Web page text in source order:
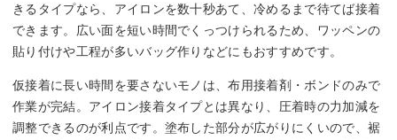
きるタイプなら、アイロンを数十秒あて、冷めるまで待てば接着
できます。広い面を短い時間でくっつけられるため、ワッペンの
貼り付けや工程が多いバッグ作りなどにもおすすめです。
仮接着に長い時間を要さないモノは、布用接着剤・ボンドのみで
作業が完結。アイロン接着タイプとは異なり、圧着時の力加減を
調整できるのが利点です。塗布した部分が広がりにくいので、裾